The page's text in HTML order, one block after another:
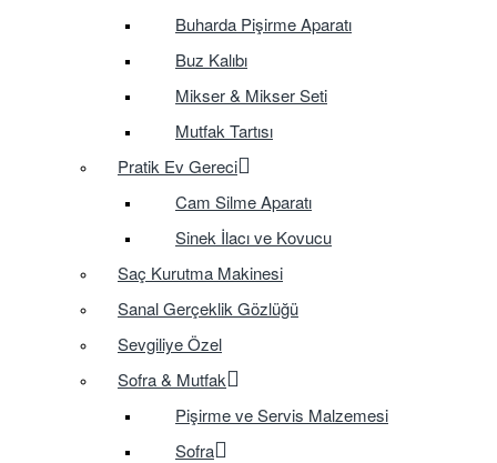
Buharda Pişirme Aparatı
Buz Kalıbı
Mikser & Mikser Seti
Mutfak Tartısı
Pratik Ev Gereci
Cam Silme Aparatı
Sinek İlacı ve Kovucu
Saç Kurutma Makinesi
Sanal Gerçeklik Gözlüğü
Sevgiliye Özel
Sofra & Mutfak
Pişirme ve Servis Malzemesi
Sofra